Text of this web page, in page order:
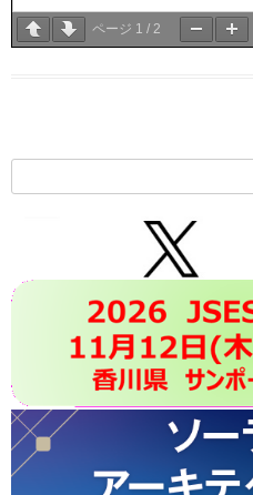
ページ 1 / 2
索: